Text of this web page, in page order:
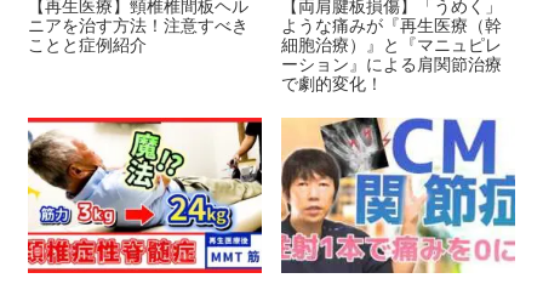
【再生医療】頸椎椎間板ヘル
ニアを治す方法！注意すべき
ことと症例紹介
【両肩腱板損傷】「うめく」
ような痛みが『再生医療（幹
細胞治療）』と『マニュピレ
ーション』による肩関節治療
で劇的変化！